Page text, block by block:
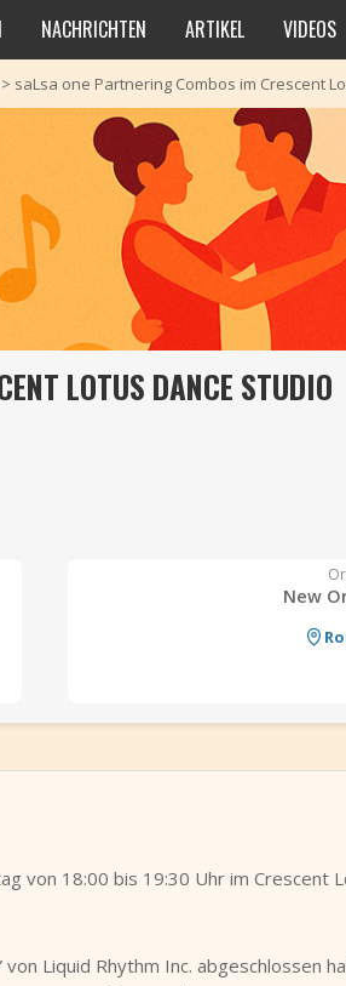
NACHRICHTEN ARTIKEL VIDEOS
> saLsa one Partnering Combos im Crescent
LOTUS DANCE STUDIO
New
von 18:00 bis 19:30 Uhr im Crescent
Liquid Rhythm Inc. abgeschlossen